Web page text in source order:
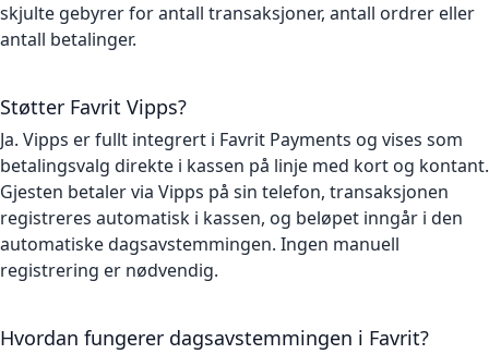
skjulte gebyrer for antall transaksjoner, antall ordrer eller
antall betalinger.
Støtter Favrit Vipps?
Ja. Vipps er fullt integrert i Favrit Payments og vises som
betalingsvalg direkte i kassen på linje med kort og kontant.
Gjesten betaler via Vipps på sin telefon, transaksjonen
registreres automatisk i kassen, og beløpet inngår i den
automatiske dagsavstemmingen. Ingen manuell
registrering er nødvendig.
Hvordan fungerer dagsavstemmingen i Favrit?